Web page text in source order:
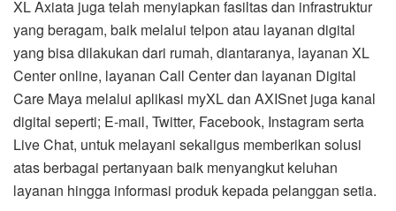
XL Axiata juga telah menyiapkan fasiltas dan infrastruktur
yang beragam, baik melalui telpon atau layanan digital
yang bisa dilakukan dari rumah, diantaranya, layanan XL
Center online, layanan Call Center dan layanan Digital
Care Maya melalui aplikasi myXL dan AXISnet juga kanal
digital seperti; E-mail, Twitter, Facebook, Instagram serta
Live Chat, untuk melayani sekaligus memberikan solusi
atas berbagai pertanyaan baik menyangkut keluhan
layanan hingga informasi produk kepada pelanggan setia.